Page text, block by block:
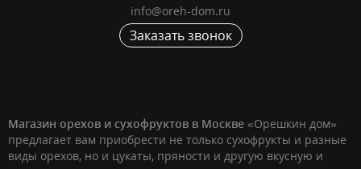
info@oreh-dom.ru
Заказать звонок
Магазин орехов и сухофруктов в Москве «Орешкин дом»
предлагает вам приобрести не только сухофрукты и разные
виды орехов, но и цукаты, пряности и другую вкусную и